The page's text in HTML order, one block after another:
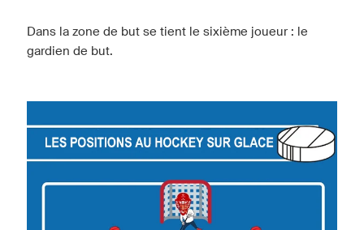
Dans la zone de but se tient le sixième joueur : le
gardien de but.